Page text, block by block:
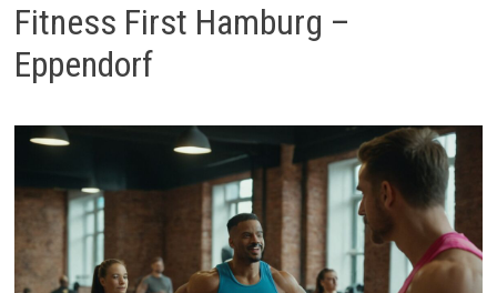
Fitness First Hamburg –
Eppendorf